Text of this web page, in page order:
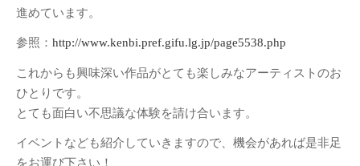
進めています。
参照： http://www.kenbi.pref.gifu.lg.jp/page5538.php
これからも興味深い作品がとても楽しみなアーティストのお
ひとりです。
とても面白い不思議な体験を請け合います。
イベントなども紹介していきますので、機会があれば是非足
をお運び下さい！